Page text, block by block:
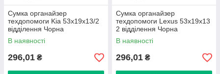
Сумка органайзер
техдопомоги Kia 53х19х13/2
відділення Чорна
В наявності
296,01 ₴
Сумка органайзер
техдопомоги Lexus 53х19х13
2 відділення Чорна
В наявності
296,01 ₴